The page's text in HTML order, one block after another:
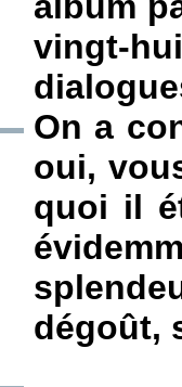
vingt-
On a
oui,
quoi il
dégoût,